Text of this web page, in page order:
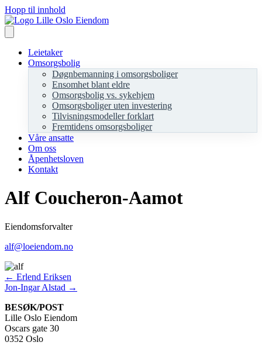
Hopp til innhold
Leietaker
Omsorgsbolig
Døgnbemanning i omsorgsboliger
Ensomhet blant eldre
Omsorgsbolig vs. sykehjem
Omsorgsboliger uten investering
Tilvisningsmodeller forklart
Fremtidens omsorgsboliger
Våre ansatte
Om oss
Åpenhetsloven
Kontakt
Alf Coucheron-Aamot
Eiendomsforvalter
alf@loeiendom.no
Posts
navigation
← Erlend Eriksen
Jon-Ingar Alstad →
BESØK/POST
Lille Oslo Eiendom
Oscars gate 30
0352 Oslo